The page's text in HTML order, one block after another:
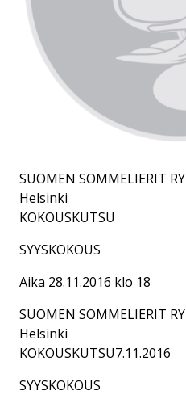
SUOMEN SOMMELIERIT RY
Helsinki
KOKOUSKUTSU
SYYSKOKOUS
Aika 28.11.2016 klo 18
SUOMEN SOMMELIERIT RY
Helsinki
KOKOUSKUTSU7.11.2016
SYYSKOKOUS